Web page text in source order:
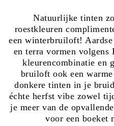
Natuurlijke tinten
roestkleuren
een winterbruiloft!
en terra vormen volgens
kleurencombinatie en
bruiloft ook een
donkere tinten in je
échte herfst vibe zowel
je meer van de
voor een boeket